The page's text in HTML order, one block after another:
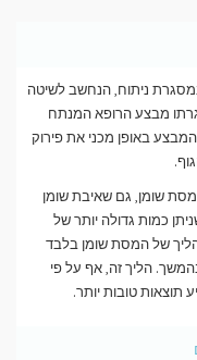
ניתוח, הנחשב לשיטה
מבצע הרופא המנתח
באופן מכני את פירוק
שומן, גם שאיבת שומן
כמות גדולה יותר של
של המסת שומן בלבד
הליך זה, אף על פי
תוצאות טובות יותר.